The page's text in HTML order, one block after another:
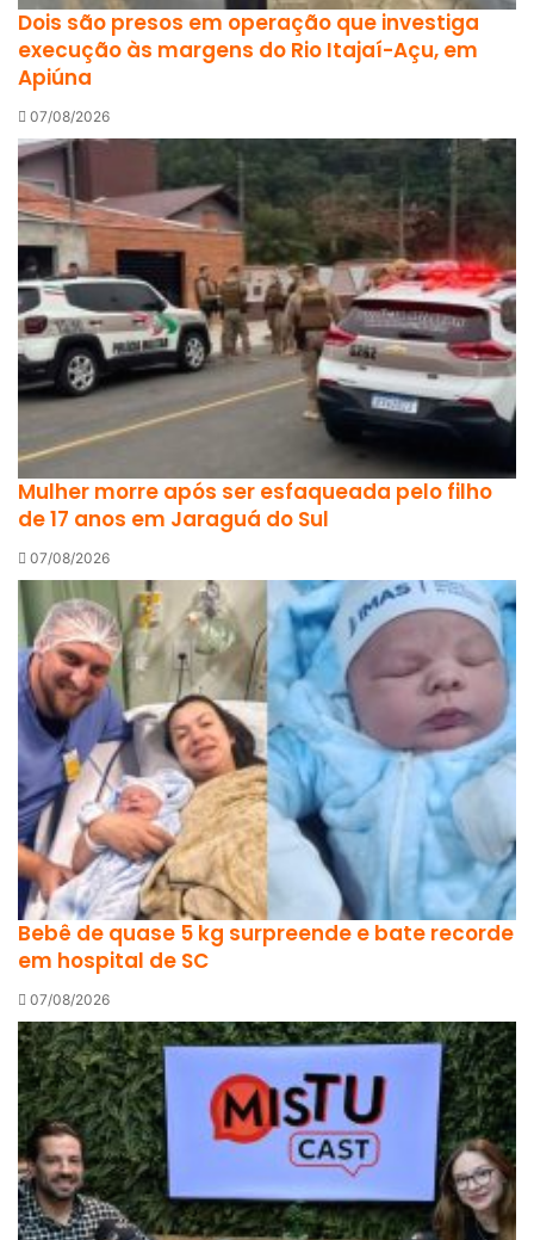
Dois são presos em operação que investiga
execução às margens do Rio Itajaí-Açu, em
Apiúna
07/08/2026
Mulher morre após ser esfaqueada pelo filho
de 17 anos em Jaraguá do Sul
07/08/2026
Bebê de quase 5 kg surpreende e bate recorde
em hospital de SC
07/08/2026